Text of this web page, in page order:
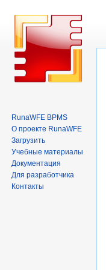
RunaWFE BPMS
О проекте RunaWFE
Загрузить
Учебные материалы
Документация
Для разработчика
Контакты